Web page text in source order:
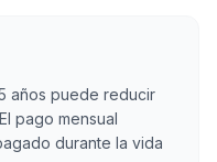
años puede reducir
pago mensual
durante la vida